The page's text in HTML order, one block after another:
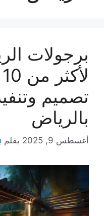
برجولات
تصميم
بالرياض
أغسطس 9, 2025 بقلم